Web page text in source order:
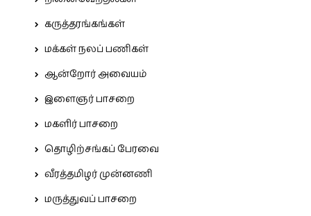
கருத்தரங்கங்கள்
மக்கள் நலப் பணிகள்
ஆன்றோர் அவையம்
இளைஞர் பாசறை
மகளிர் பாசறை
தொழிற்சங்கப் பேரவை
வீரத்தமிழர் முன்னணி
மருத்துவப் பாசறை